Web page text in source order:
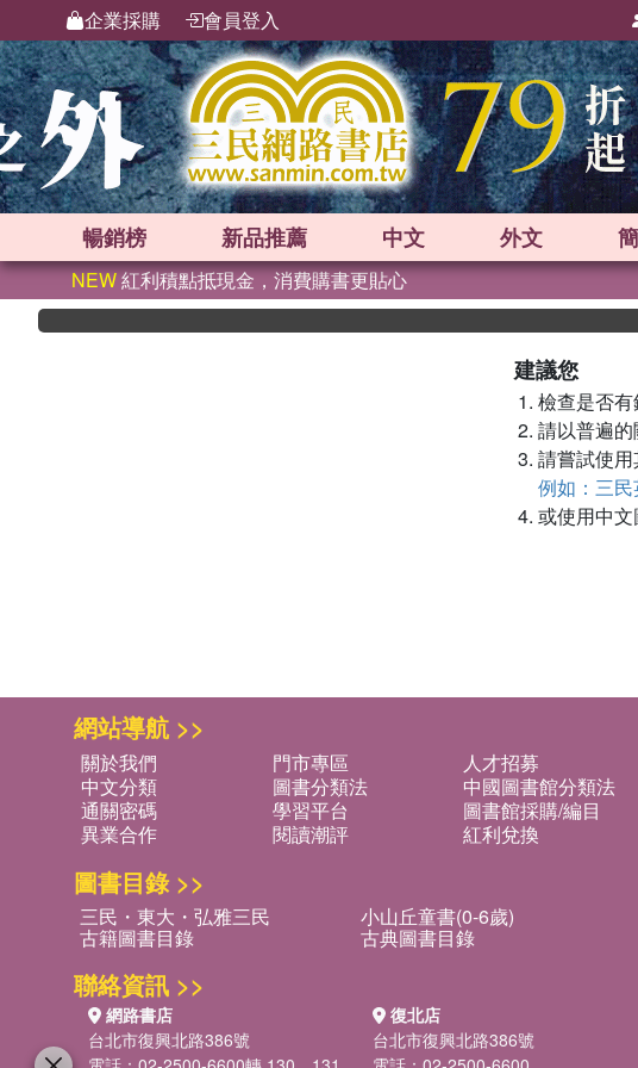
企業採購 會員登入
暢銷榜 新品推薦 中文 外文
NEW紅利積點抵現金，消費購書更貼心
建議您
檢查是否
請以普遍
請嘗試使
例如：三
或使用中
網站導航 >>
關於我們 門市專區 人才招募
中文分類
圖書分類法 中國圖書館分類法
通關密碼
學習平台 圖書館採購/編目
異業合作
閱讀潮評 紅利兌換
圖書目錄 >>
三民・東大・弘雅三民 小山丘童書(0-6歲)
古籍圖書目錄 古典圖書目錄
聯絡資訊 >>
網路書店
台北市復興北路386號
復北店
台北市復興北路386號